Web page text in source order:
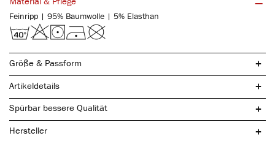
Feinripp | 95% Baumwolle | 5% Elasthan
Größe & Passform
Artikeldetails
Spürbar bessere Qualität
Hersteller